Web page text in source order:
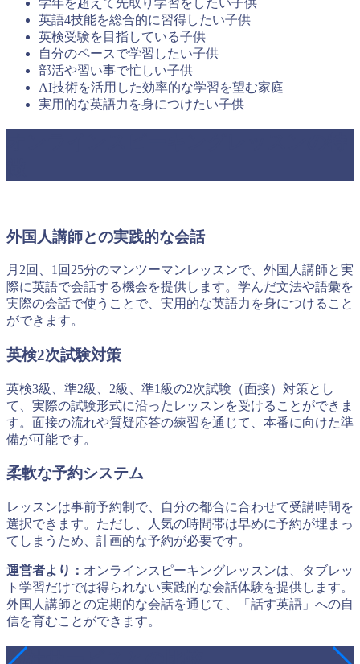
学年を超えて先取り学習をしたい子供
英語4技能を総合的に習得したい子供
英検受験を目指している子供
自分のペースで学習したい子供
部活や習い事で忙しい子供
AI技術を活用した効率的な学習を望む家庭
実用的な英語力を身につけたい子供
外国人講師との実践的な会話
月2回、1回25分のマンツーマンレッスンで、外国人講師と実
際に英語で会話する機会を提供します。学んだ文法や語彙を
実際の会話で使うことで、実用的な英語力を身につけること
ができます。
英検2次試験対策
英検3級、準2級、2級、準1級の2次試験（面接）対策とし
て、実際の試験形式に沿ったレッスンを受けることができま
す。面接の流れや質疑応答の練習を通じて、本番に向けた準
備が可能です。
柔軟な予約システム
レッスンは事前予約制で、自分の都合に合わせて受講時間を
選択できます。ただし、人気の時間帯は早めに予約が埋まっ
てしまうため、計画的な予約が必要です。
運営者より： オンラインスピーキングレッスンは、タブレッ
ト学習だけでは得られない実践的な会話体験を提供します。
外国人講師との定期的な会話を通じて、「話す英語」への自
信を育むことができます。
他社サービスとの比較